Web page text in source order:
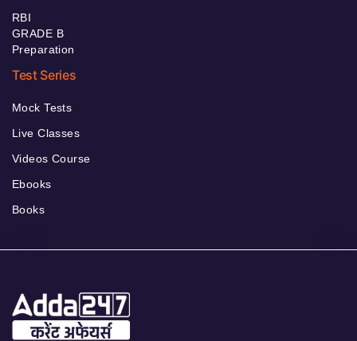
RBI
GRADE B
Preparation
Test Series
Mock Tests
Live Classes
Videos Course
Ebooks
Books